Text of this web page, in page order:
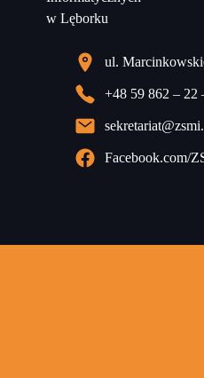
ul.
+48 59 862 – 22
Facebook.com/